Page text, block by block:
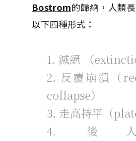
Bostrom的歸納，人類
以下四種形式：
1. 滅絕 （
2. 反覆崩潰（
collapse）
3. 走高持平（
4. 後